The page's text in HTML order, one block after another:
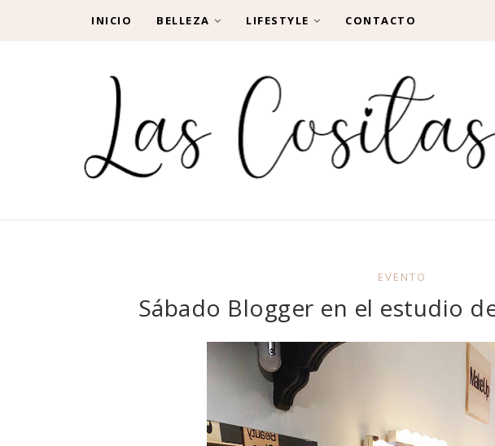
INICIO BELLEZA LIFESTYLE CONTACTO
EVENTO
Sábado Blogger en el estudio